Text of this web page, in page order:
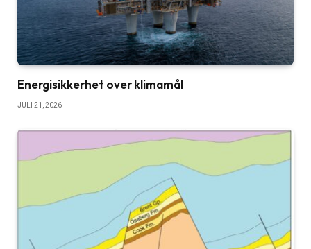
Energisikkerhet over klimamål
JULI 21, 2026